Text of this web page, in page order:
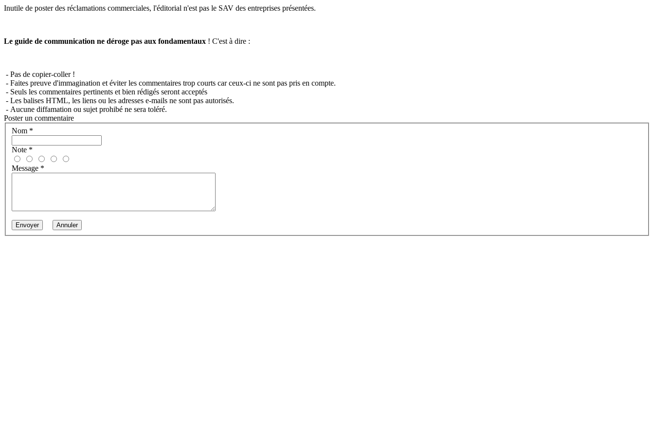
Inutile de poster des réclamations commerciales, l'éditorial n'est pas le SAV des entreprises présentées.
Le guide de communication ne déroge pas aux fondamentaux ! C'est à dire :
- Pas de copier-coller !
- Faites preuve d'immagination et éviter les commentaires trop courts car ceux-ci ne sont pas pris en compte.
- Seuls les commentaires pertinents et bien rédigés seront acceptés
- Les balises HTML, les liens ou les adresses e-mails ne sont pas autorisés.
- Aucune diffamation ou sujet prohibé ne sera toléré.
Poster un commentaire
Nom *
Note *
Message *